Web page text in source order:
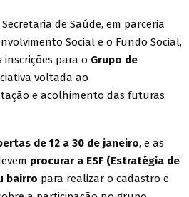
de Saúde, em parceria
Social e o Fundo Social,
para o Grupo de
voltada ao
e acolhimento das futuras
de 12 a 30 de janeiro, e as
procurar a ESF (Estratégia de
bairro para realizar o cadastro e